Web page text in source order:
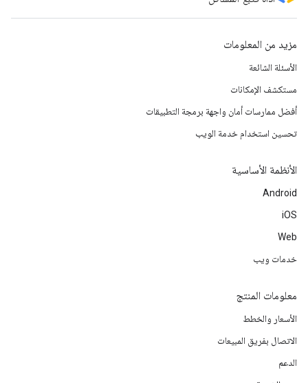
مزيد من المعلومات
الأسئلة الشائعة
مستكشف الإمكانات
أفضل ممارسات أمان واجهة برمجة التطبيقات
تحسين استخدام خدمة الويب
الأنظمة الأساسية
Android
iOS
Web
خدمات ويب
معلومات المنتج
الأسعار والخطط
الاتصال بفريق المبيعات
الدعم